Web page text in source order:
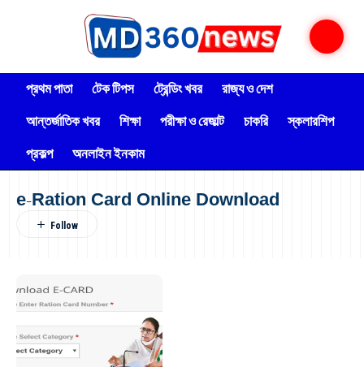
প্রথম পাতা টেক টিপস ট্রেন্ডিং খবর
রাজ্য ও দেশ
আন্তর্জাতিক খবর
শিক্ষা পরীক্ষা ও রেজাল্ট চাকরি
স্কলারশিপ
প্রকল্প
অনলাইন ইনকাম
e-Ration Card Online Download